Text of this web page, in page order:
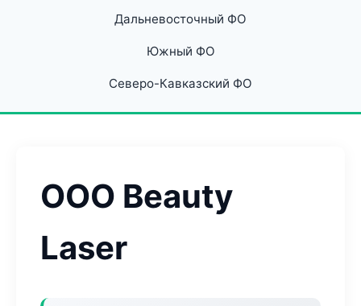
Дальневосточный ФО
Южный ФО
Северо-Кавказский ФО
ООО Beauty
Laser